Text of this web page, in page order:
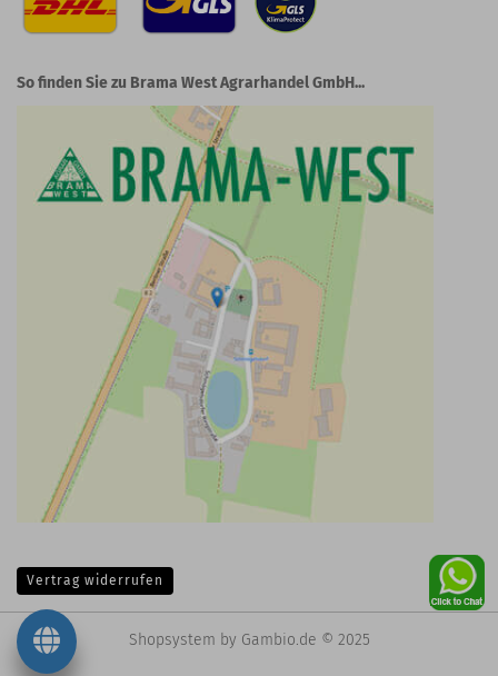
So finden Sie zu Brama West Agrarhandel GmbH...
Vertrag widerrufen
Shopsystem by Gambio.de © 2025